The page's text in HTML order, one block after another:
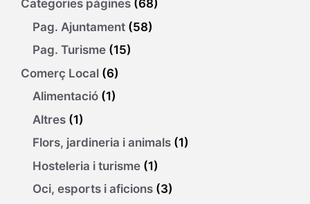
Categories pàgines (68)
Pag. Ajuntament (58)
Pag. Turisme (15)
Comerç Local (6)
Alimentació (1)
Altres (1)
Flors, jardineria i animals (1)
Hosteleria i turisme (1)
Oci, esports i aficions (3)